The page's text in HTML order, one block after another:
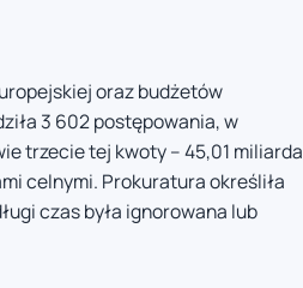
oraz budżetów
3 602 postępowania, w
trzecie tej kwoty – 45,01 miliarda
celnymi. Prokuratura określiła
czas była ignorowana lub